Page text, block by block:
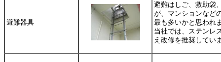
避難器具
避難はしご、救助袋
が、マンションなど
最も多いかと思われ
当社では、
ステンレ
え改修を推奨してい